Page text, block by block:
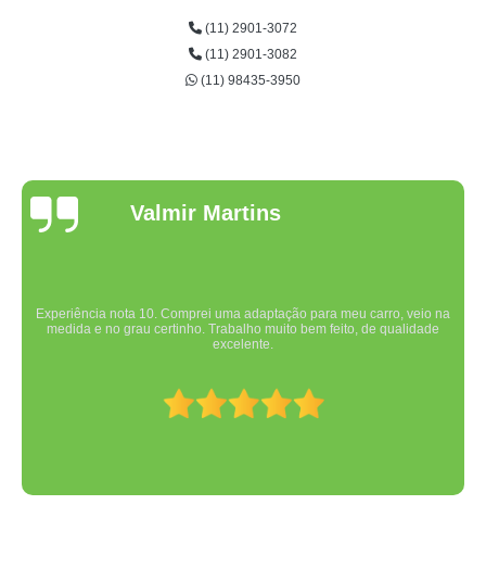
(11) 2901-3072
(11) 2901-3082
(11) 98435-3950
Valmir Martins
Experiência nota 10. Comprei uma adaptação para meu carro, veio na
medida e no grau certinho. Trabalho muito bem feito, de qualidade
excelente.